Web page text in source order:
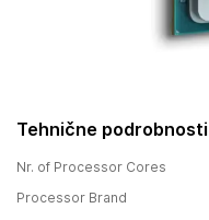
Tehnične podrobnosti
Nr. of Processor Cores
Processor Brand